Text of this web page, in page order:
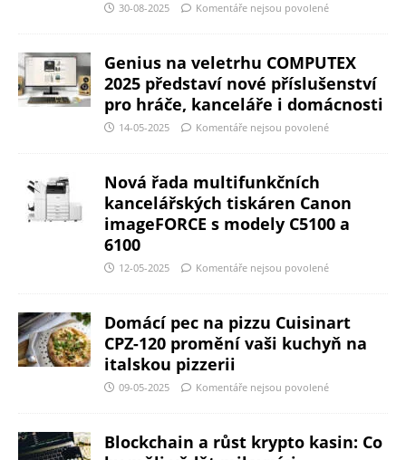
30-08-2025 Komentáře nejsou povolené
Genius na veletrhu COMPUTEX
2025 představí nové příslušenství
pro hráče, kanceláře i domácnosti
14-05-2025 Komentáře nejsou povolené
Nová řada multifunkčních
kancelářských tiskáren Canon
imageFORCE s modely C5100 a
6100
12-05-2025 Komentáře nejsou povolené
Domácí pec na pizzu Cuisinart
CPZ-120 promění vaši kuchyň na
italskou pizzerii
09-05-2025 Komentáře nejsou povolené
Blockchain a růst krypto kasin: Co